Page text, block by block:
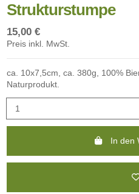
Strukturstumpe
15,00 €
Preis inkl. MwSt.
ca. 10x7,5cm, ca. 380g, 100%
Naturprodukt.
In den